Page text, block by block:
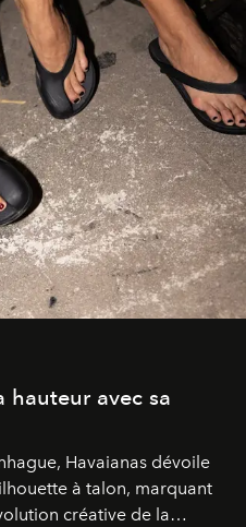
hauteur avec sa
Havaianas dévoile
à talon, marquant
créative de la